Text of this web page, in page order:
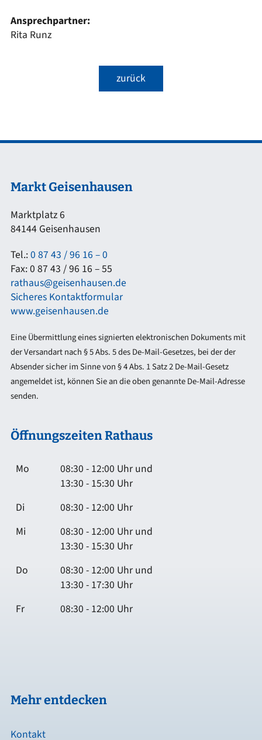
Ansprechpartner:
Rita Runz
zurück
Markt Geisenhausen
Marktplatz 6
84144 Geisenhausen
Tel.:0 87 43 / 96 16 – 0
Fax: 0 87 43 / 96 16 – 55
rathaus@geisenhausen.de
Sicheres Kontaktformular
www.geisenhausen.de
Eine Übermittlung eines signierten elektronischen Dokuments mit
der Versandart nach § 5 Abs. 5 des De-Mail-Gesetzes, bei der der
Absender sicher im Sinne von § 4 Abs. 1 Satz 2 De-Mail-Gesetz
angemeldet ist, können Sie an die oben genannte De-Mail-Adresse
senden.
Öffnungszeiten Rathaus
Mo
08:30 - 12:00 Uhr und
13:30 - 15:30 Uhr
Di
08:30 - 12:00 Uhr
Mi
08:30 - 12:00 Uhr und
13:30 - 15:30 Uhr
Do
08:30 - 12:00 Uhr und
13:30 - 17:30 Uhr
Fr
08:30 - 12:00 Uhr
Mehr entdecken
Kontakt